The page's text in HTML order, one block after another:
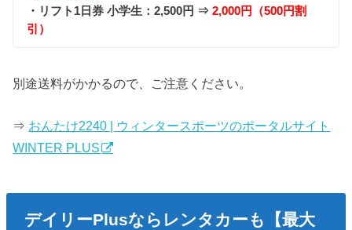
・リフト1日券 小学生：2,500円 ⇒2,000円（500円割
引）
別途送料がかかるので、ご注意ください。
⇒ おんたけ2240 | ウィンタースポーツのポータルサイト
WINTER PLUS
デイリーPlusならレンタカーも【最大